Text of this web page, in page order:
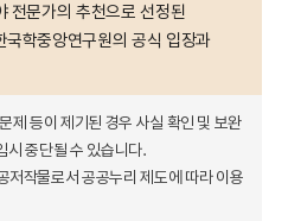
전문가의 추천으로 선정된
국학중앙연구원의 공식 입장과
제 등이 제기된 경우 사실 확인 및 보완
시 중단될 수 있습니다.
저작물로서 공공누리 제도에 따라 이용